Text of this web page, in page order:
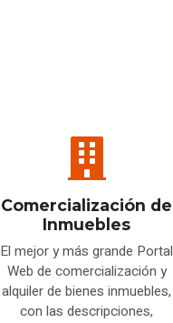
Comercialización de
Inmuebles
El mejor y más grande Portal
Web de comercialización y
alquiler de bienes inmuebles,
con las descripciones,